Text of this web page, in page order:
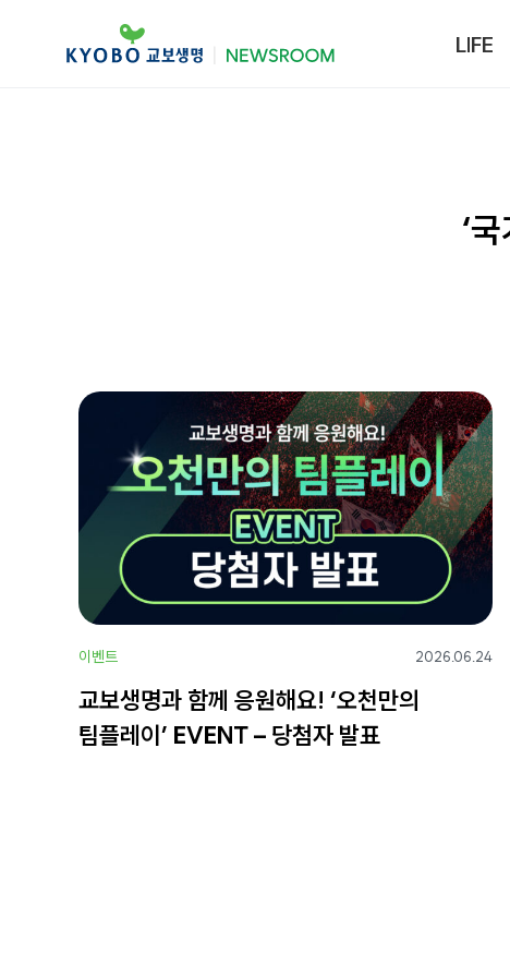
LIFE
‘
이벤트 2026.06.24
교보생명과 함께 응원해요! ‘오천만의
팀플레이’ EVENT – 당첨자 발표